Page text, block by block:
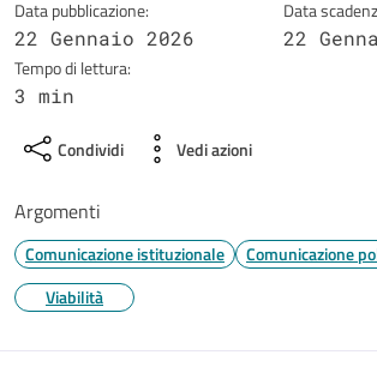
Data pubblicazione:
22 Gennaio 2026
Data
22
Tempo di lettura:
3 min
Condividi Vedi azioni
Argomenti
Comunicazione istituzionale
Comunicazione
Viabilità